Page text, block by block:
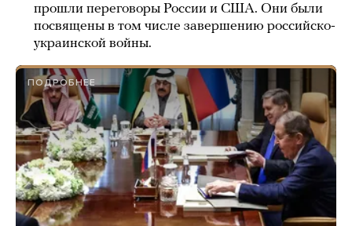
прошли переговоры России и США. Они были
посвящены в том числе завершению российско-
украинской войны.
ПОДРОБНЕЕ